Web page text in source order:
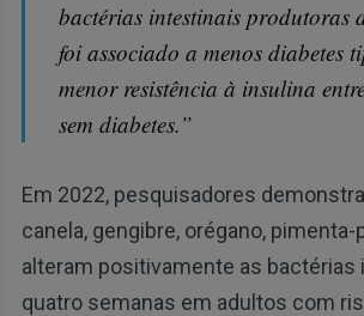
bactérias intestinais produtoras
foi associado a menos diabetes
menor resistência à insulina
sem diabetes.”
Em 2022, pesquisadores
canela, gengibre, orégano, pimenta-
alteram positivamente as bactérias
quatro semanas em adultos com